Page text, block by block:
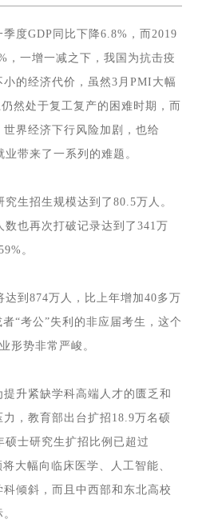
度GDP同比下降6.8%，而2019
，一增一减之下，我国为抗击疫
的经济代价，虽然3月PMI大幅
然处于复工复产的困难时期，而
界经济下行风险加剧，也给
带来了一系列的难题。
生招生规模达到了80.5万人。
数也再次打破记录达到了341万
。
达到874万人，比上年增加40多万
“考公”失利的非应届考生，这个
形势非常严峻。
升紧缺学科高端人才的匮乏和
，教育部出台扩招18.9万名硕
硕士研究生扩招比例已超过
大幅向临床医学、人工智能、
倾斜，而且中西部和东北高校